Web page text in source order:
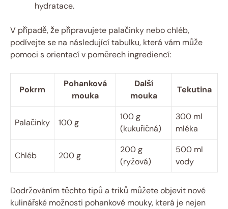
hydratace.
V případě, že připravujete palačinky nebo chléb,
podívejte se na⁢ následující ‍tabulku, která vám ⁢může
pomoci s orientací v poměrech ingrediencí:
Pokrm
Pohanková‍
mouka
Další
mouka
Tekutina
Palačinky 100 g
100 g
(kukuřičná)
300 ml
mléka
Chléb 200 g
200 g
(ryžová)
500 ml
vody
Dodržováním těchto tipů a triků ‌můžete objevit nové
kulinářské možnosti pohankové mouky, která je nejen